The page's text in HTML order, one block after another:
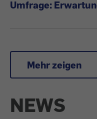
Umfrage:
Mehr zeigen
NEWS